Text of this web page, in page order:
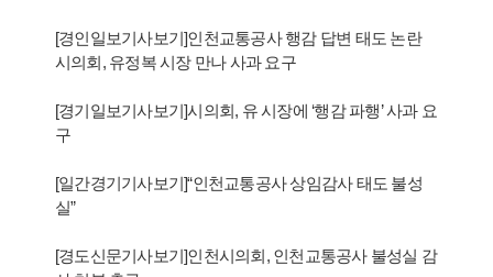
[경인일보기사보기]인천교통공사 행감 답변 태도 논란
시의회, 유정복 시장 만나 사과 요구
[경기일보기사보기]시의회, 유 시장에 ‘행감 파행’ 사과 요
구
[일간경기기사보기]“인천교통공사 상임감사 태도 불성
실”
[경도신문기사보기]인천시의회, 인천교통공사 불성실 감